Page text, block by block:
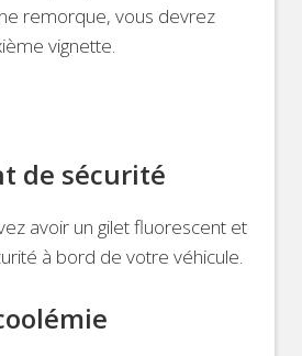
remorque, vous devrez
vignette.
de sécurité
avoir un gilet fluorescent et
à bord de votre véhicule.